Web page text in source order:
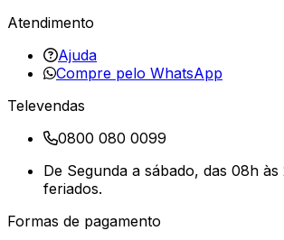
Atendimento
Ajuda
Compre pelo WhatsApp
Televendas
0800 080 0099
De Segunda a sábado, das 08h às
feriados.
Formas de pagamento